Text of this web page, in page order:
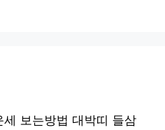
보는방법 대박띠 들삼